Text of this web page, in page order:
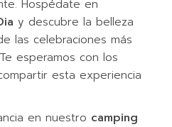
Hospédate en
y descubre la belleza
las celebraciones más
esperamos con los
esta experiencia
en nuestro camping